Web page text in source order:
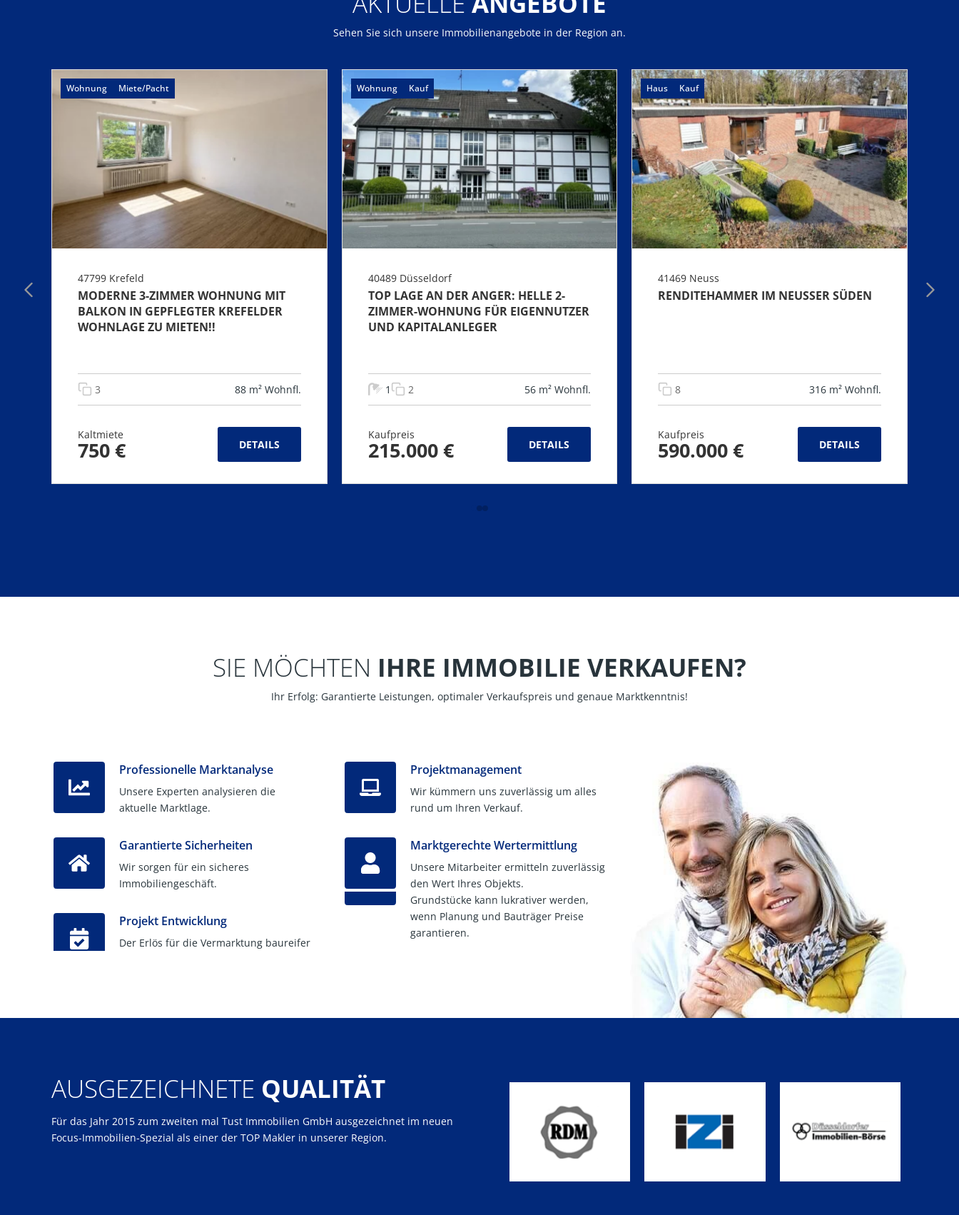
Sehen Sie sich unsere Immobilienangebote in der Region an.
Wohnung Miete/Pacht
47799 Krefeld
MODERNE 3-ZIMMER WOHNUNG MIT
BALKON IN GEPFLEGTER KREFELDER
WOHNLAGE ZU MIETEN!!
3 88 m² Wohnfl.
Kaltmiete
750 € DETAILS
Wohnung Kauf
40489 Düsseldorf
TOP LAGE AN DER ANGER: HELLE 2-
ZIMMER-WOHNUNG FÜR EIGENNUTZER
UND KAPITALANLEGER
1 2 56 m² Wohnfl.
Kaufpreis
215.000 € DETAILS
Haus Kauf
41469 Neuss
RENDITEHAMMER IM NEUSSER SÜDEN
8 316 m² Wohnfl.
Kaufpreis
590.000 € DETAILS
SIE MÖCHTEN IHRE IMMOBILIE VERKAUFEN?
Ihr Erfolg: Garantierte Leistungen, optimaler Verkaufspreis und genaue Marktkenntnis!
Professionelle Marktanalyse
Unsere Experten analysieren die
aktuelle Marktlage.
Projektmanagement
Wir kümmern uns zuverlässig um alles
rund um Ihren Verkauf.
Garantierte Sicherheiten
Wir sorgen für ein sicheres
Immobiliengeschäft.
Marktgerechte Wertermittlung
Unsere Mitarbeiter ermitteln zuverlässig
den Wert Ihres Objekts.
Projekt Entwicklung
Der Erlös für die Vermarktung baureifer
Grundstücke kann lukrativer werden,
wenn Planung und Bauträger Preise
garantieren.
AUSGEZEICHNETE QUALITÄT
Für das Jahr 2015 zum zweiten mal Tust Immobilien GmbH ausgezeichnet im neuen
Focus-Immobilien-Spezial als einer der TOP Makler in unserer Region.